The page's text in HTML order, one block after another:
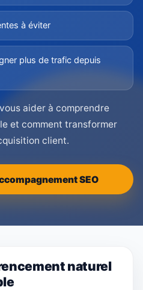
à éviter
plus de trafic depuis
aider à comprendre
et comment transformer
client.
SEO
naturel